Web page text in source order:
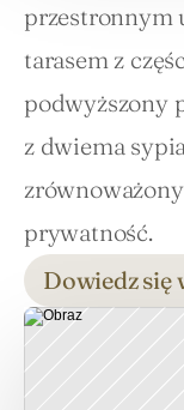
przestronnym
tarasem z
podwyższony
z dwiema
prywatność.
Dowiedz się